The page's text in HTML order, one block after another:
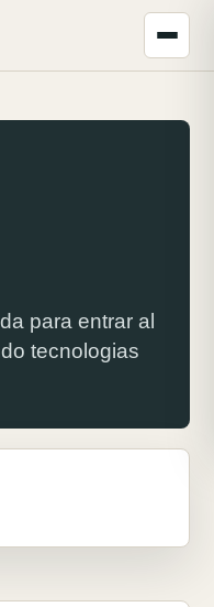
para entrar al
tecnologias